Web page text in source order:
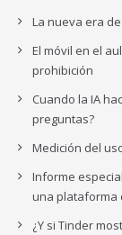
La nueva era
El móvil en el
prohibición
Cuando la IA
preguntas?
Medición del
Informe
una plataforma
¿Y si Tinder